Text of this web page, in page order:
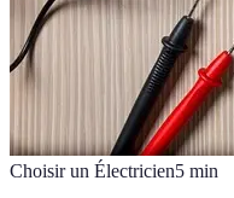
Choisir un Électricien5 min